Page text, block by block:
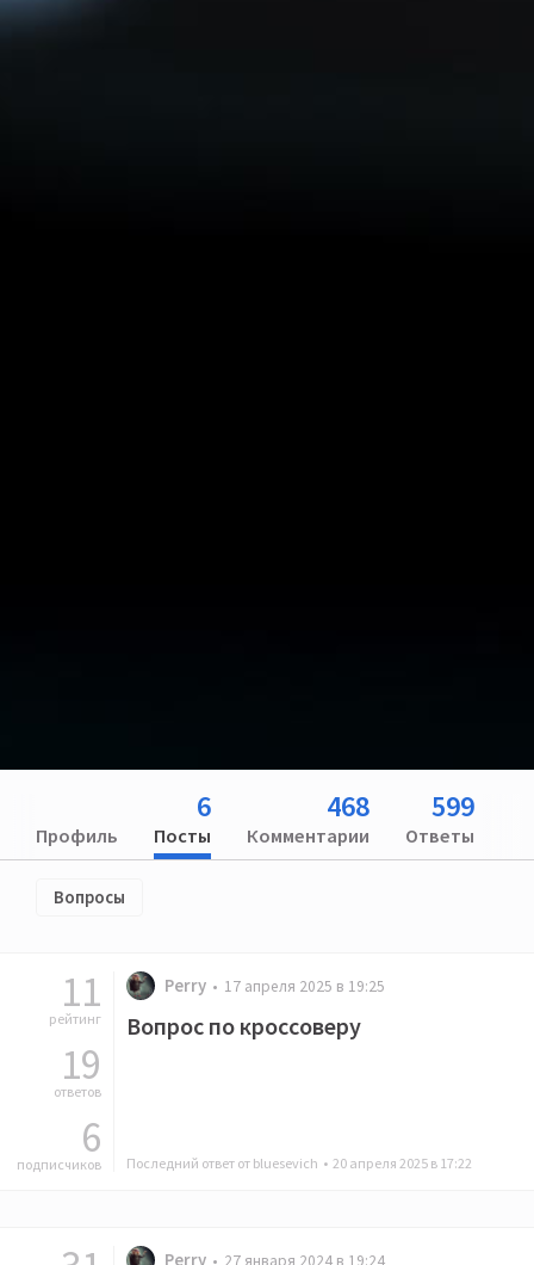
Профиль
6
Посты
468
Комментарии
599
Ответы
Вопросы
11
рейтинг
19
ответов
6
подписчиков
Perry 17 апреля 2025 в 19:25
Вопрос по кроссоверу
Последний ответ от bluesevich • 20 апреля 2025 в 17:22
Perry 27 января 2024 в 19:24